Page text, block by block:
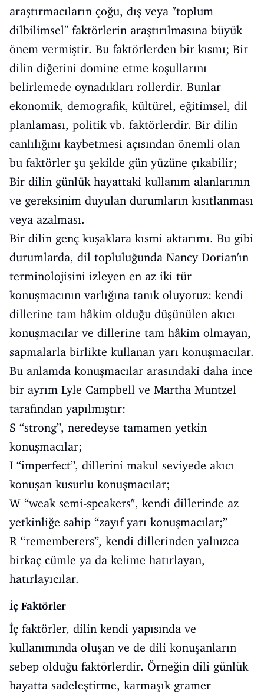
araştırmacıların çoğu, dış veya "toplum
dilbilimsel" faktörlerin araştırılmasına büyük
önem vermiştir. Bu faktörlerden bir kısmı; Bir
dilin diğerini domine etme koşullarını
belirlemede oynadıkları rollerdir. Bunlar
ekonomik, demografik, kültürel, eğitimsel, dil
planlaması, politik vb. faktörlerdir. Bir dilin
canlılığını kaybetmesi açısından önemli olan
bu faktörler şu şekilde gün yüzüne çıkabilir;
Bir dilin günlük hayattaki kullanım alanlarının
ve gereksinim duyulan durumların kısıtlanması
veya azalması.
Bir dilin genç kuşaklara kısmi aktarımı. Bu gibi
durumlarda, dil topluluğunda Nancy Dorian'ın
terminolojisini izleyen en az iki tür
konuşmacının varlığına tanık oluyoruz: kendi
dillerine tam hâkim olduğu düşünülen akıcı
konuşmacılar ve dillerine tam hâkim olmayan,
sapmalarla birlikte kullanan yarı konuşmacılar.
Bu anlamda konuşmacılar arasındaki daha ince
bir ayrım Lyle Campbell ve Martha Muntzel
tarafından yapılmıştır:
S “strong”, neredeyse tamamen yetkin
konuşmacılar;
I “imperfect”, dillerini makul seviyede akıcı
konuşan kusurlu konuşmacılar;
W “weak semi-speakers", kendi dillerinde az
yetkinliğe sahip “zayıf yarı konuşmacılar;”
R “rememberers”, kendi dillerinden yalnızca
birkaç cümle ya da kelime hatırlayan,
hatırlayıcılar.
İç Faktörler
İç faktörler, dilin kendi yapısında ve
kullanımında oluşan ve de dili konuşanların
sebep olduğu faktörlerdir. Örneğin dili günlük
hayatta sadeleştirme, karmaşık gramer